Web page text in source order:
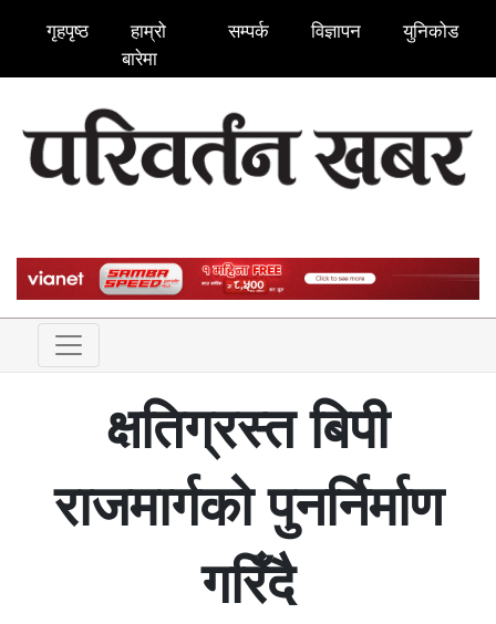
गृहपृष्ठ
हाम्रो
बारेमा
सम्पर्क विज्ञापन युनिकोड
क्षतिग्रस्त बिपी
राजमार्गको पुनर्निर्माण
गरिँदै